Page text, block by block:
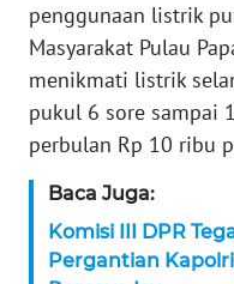
penggunaan listrik
Masyarakat Pulau
menikmati listrik
pukul 6 sore sampai
perbulan Rp 10 ribu
Baca Juga:
Komisi III DPR
Pergantian
WN
KEPRI
WN
PAPUA
WN
PAPUA
BARAT